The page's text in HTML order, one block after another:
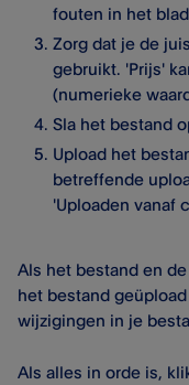
fouten in het
Zorg dat je de
gebruikt. 'Prijs'
(numerieke
Sla het bestand
Upload het
betreffende
'Uploaden vanaf
Als het bestand en
het bestand
wijzigingen in je
Als alles in orde is,